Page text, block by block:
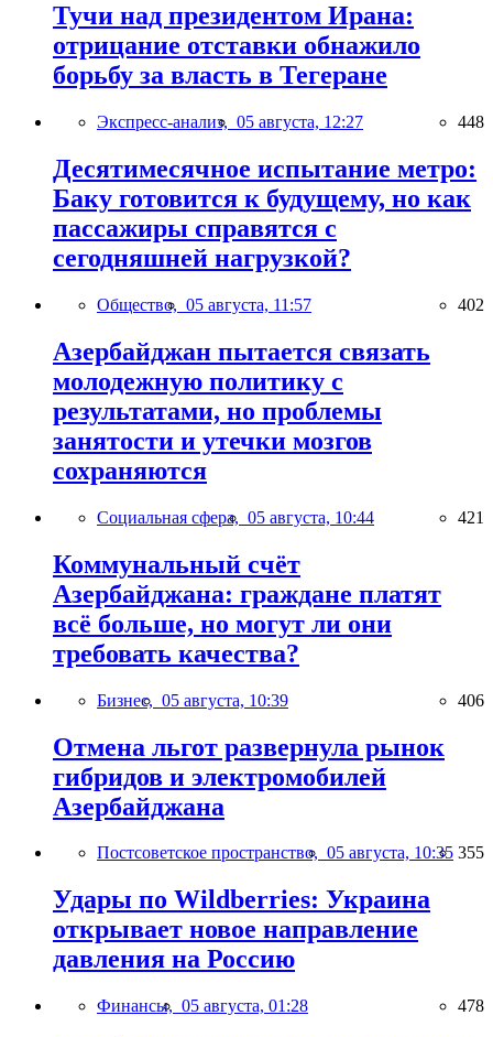
Тучи над президентом Ирана:
отрицание отставки обнажило
борьбу за власть в Тегеране
Экспресс-анализ, 05 августа, 12:27 448
Десятимесячное испытание метро:
Баку готовится к будущему, но как
пассажиры справятся с
сегодняшней нагрузкой?
Общество, 05 августа, 11:57 402
Азербайджан пытается связать
молодежную политику с
результатами, но проблемы
занятости и утечки мозгов
сохраняются
Социальная сфера, 05 августа, 10:44 421
Коммунальный счёт
Азербайджана: граждане платят
всё больше, но могут ли они
требовать качества?
Бизнес, 05 августа, 10:39 406
Отмена льгот развернула рынок
гибридов и электромобилей
Азербайджана
Постсоветское пространство, 05 августа, 10:35 355
Удары по Wildberries: Украина
открывает новое направление
давления на Россию
Финансы, 05 августа, 01:28 478